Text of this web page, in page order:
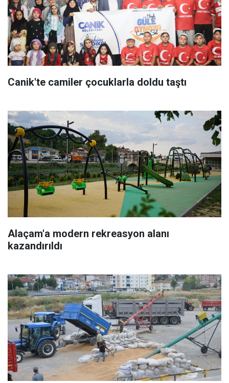
Canik'te camiler çocuklarla doldu taştı
Alaçam'a modern rekreasyon alanı
kazandırıldı